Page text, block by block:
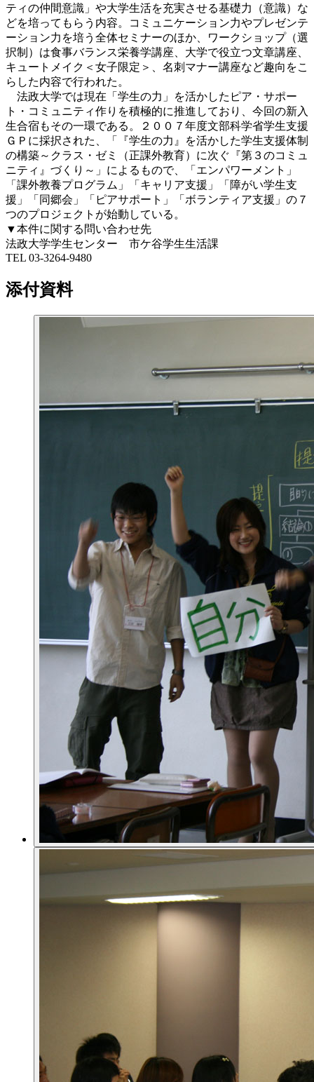
ティの仲間意識」や大学生活を充実させる基礎力（意識）な
どを培ってもらう内容。コミュニケーション力やプレゼンテ
ーション力を培う全体セミナーのほか、ワークショップ（選
択制）は食事バランス栄養学講座、大学で役立つ文章講座、
キュートメイク＜女子限定＞、名刺マナー講座など趣向をこ
らした内容で行われた。
法政大学では現在「学生の力」を活かしたピア・サポー
ト・コミュニティ作りを積極的に推進しており、今回の新入
生合宿もその一環である。２００７年度文部科学省学生支援
ＧＰに採択された、「『学生の力』を活かした学生支援体制
の構築～クラス・ゼミ（正課外教育）に次ぐ『第３のコミュ
ニティ』づくり～」によるもので、「エンパワーメント」
「課外教養プログラム」「キャリア支援」「障がい学生支
援」「同郷会」「ピアサポート」「ボランティア支援」の７
つのプロジェクトが始動している。
▼本件に関する問い合わせ先
法政大学学生センター 市ケ谷学生生活課
TEL 03-3264-9480
添付資料